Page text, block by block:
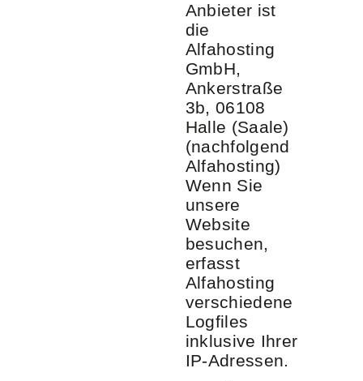
Anbieter ist
die
Alfahosting
GmbH,
Ankerstraße
3b, 06108
Halle (Saale)
(nachfolgend
Alfahosting)
Wenn Sie
unsere
Website
besuchen,
erfasst
Alfahosting
verschiedene
Logfiles
inklusive Ihrer
IP-Adressen.